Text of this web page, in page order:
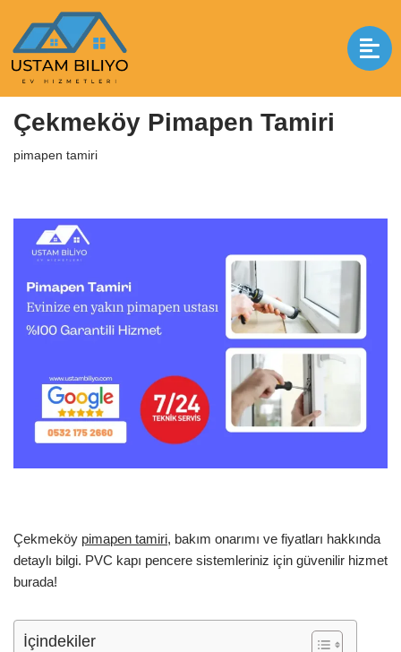
İçeriğe
geç
Anasayfa|pimapen tamiri
Çekmeköy Pimapen Tamiri
pimapen tamiri
Çekmeköy pimapen tamiri, bakım onarımı ve fiyatları hakkında
detaylı bilgi. PVC kapı pencere sistemleriniz için güvenilir hizmet
burada!
İçindekiler